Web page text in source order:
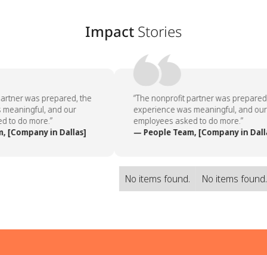
Impact Stories
was prepared, the
and our
to do more.”
[Company in Dallas]
“The nonprofit partner was
experience was meaningful, and our
employees asked to do more.”
— People Team, [Company in
No items found. No items